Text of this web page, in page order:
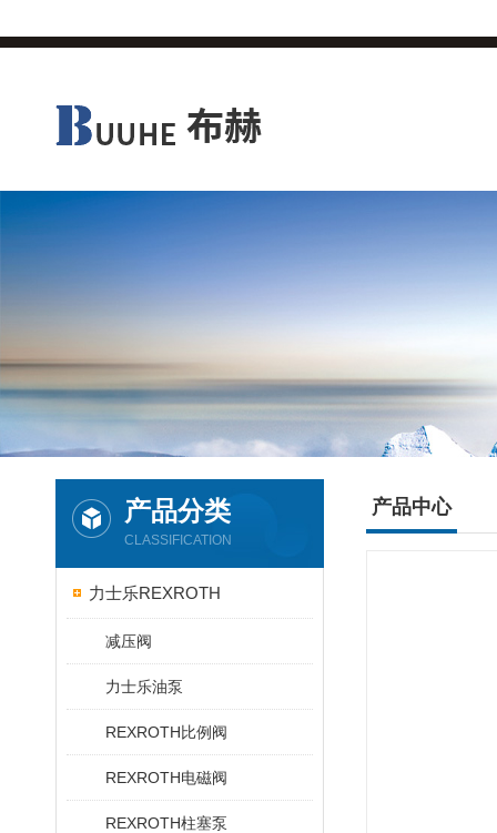
产品分类
CLASSIFICATION
力士乐REXROTH
减压阀
力士乐油泵
REXROTH比例阀
REXROTH电磁阀
REXROTH柱塞泵
产品中心